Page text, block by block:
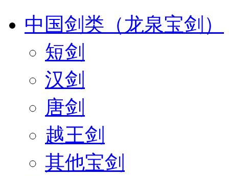
中国剑类（龙泉宝剑）
短剑
汉剑
唐剑
越王剑
其他宝剑